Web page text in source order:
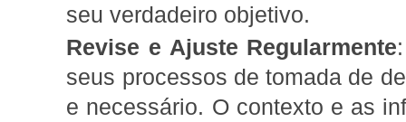
seu verdadeiro objetivo.
Revise e Ajuste Regularmente
seus processos de tomada de
e necessário. O contexto e as